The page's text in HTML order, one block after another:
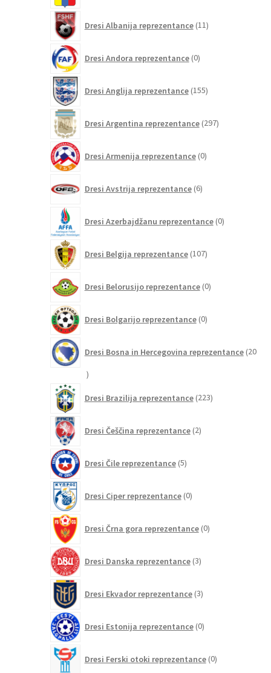
Dresi Albanija reprezentance 11izdelkov
Dresi Andora reprezentance 0izdelkov
Dresi Anglija reprezentance 155izdelkov
Dresi Argentina reprezentance 297izdelkov
Dresi Armenija reprezentance 0izdelkov
Dresi Avstrija reprezentance 6izdelkov
Dresi Azerbajdžanu reprezentance 0izdelkov
Dresi Belgija reprezentance 107izdelkov
Dresi Belorusijo reprezentance 0izdelkov
Dresi Bolgarijo reprezentance 0izdelkov
Dresi Bosna in Hercegovina reprezentance 20
20
Dresi Brazilija reprezentance 223izdelkov
Dresi Češčina reprezentance 2izdelka
Dresi Čile reprezentance 5izdelkov
Dresi Ciper reprezentance 0izdelkov
Dresi Črna gora reprezentance 0izdelkov
Dresi Danska reprezentance 3izdelki
Dresi Ekvador reprezentance 3izdelki
Dresi Estonija reprezentance 0izdelkov
Dresi Ferski otoki reprezentance 0izdelkov